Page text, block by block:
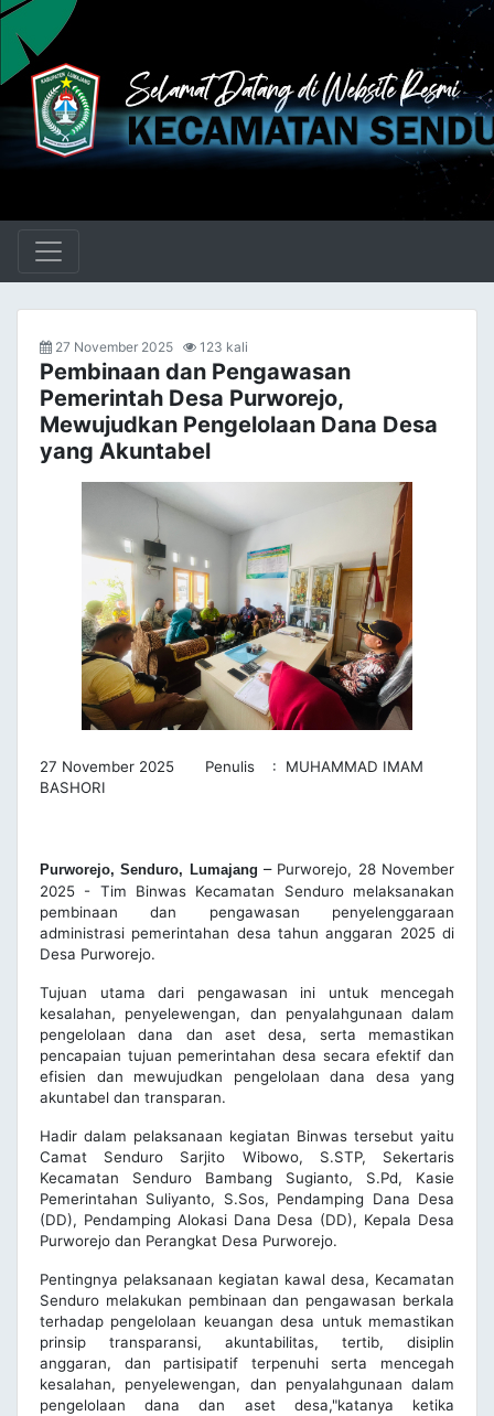
27 November 2025 123 kali
Pembinaan dan Pengawasan
Pemerintah Desa Purworejo,
Mewujudkan Pengelolaan Dana Desa
yang Akuntabel
27 November 2025 Penulis : MUHAMMAD IMAM
BASHORI
Purworejo, Senduro, Lumajang – Purworejo, 28 November
2025 - Tim Binwas Kecamatan Senduro melaksanakan
pembinaan dan pengawasan penyelenggaraan
administrasi pemerintahan desa tahun anggaran 2025 di
Desa Purworejo.
Tujuan utama dari pengawasan ini untuk mencegah
kesalahan, penyelewengan, dan penyalahgunaan dalam
pengelolaan dana dan aset desa, serta memastikan
pencapaian tujuan pemerintahan desa secara efektif dan
efisien dan mewujudkan pengelolaan dana desa yang
akuntabel dan transparan.
Hadir dalam pelaksanaan kegiatan Binwas tersebut yaitu
Camat Senduro Sarjito Wibowo, S.STP, Sekertaris
Kecamatan Senduro Bambang Sugianto, S.Pd, Kasie
Pemerintahan Suliyanto, S.Sos, Pendamping Dana Desa
(DD), Pendamping Alokasi Dana Desa (DD), Kepala Desa
Purworejo dan Perangkat Desa Purworejo.
Pentingnya pelaksanaan kegiatan kawal desa, Kecamatan
Senduro melakukan pembinaan dan pengawasan berkala
terhadap pengelolaan keuangan desa untuk memastikan
prinsip transparansi, akuntabilitas, tertib, disiplin
anggaran, dan partisipatif terpenuhi serta mencegah
kesalahan, penyelewengan, dan penyalahgunaan dalam
pengelolaan dana dan aset desa,"katanya ketika